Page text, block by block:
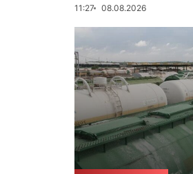
11:27 08.08.2026